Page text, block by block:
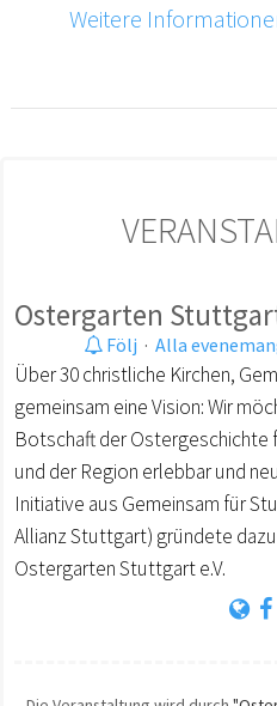
Weitere
Ostergarten
Följ · Alla
Über 30 christliche Kirchen,
gemeinsam eine Vision: Wir
Botschaft der Ostergeschichte
und der Region erlebbar und
Initiative aus Gemeinsam für
Allianz Stuttgart) gründete dazu
Ostergarten Stuttgart e.V.